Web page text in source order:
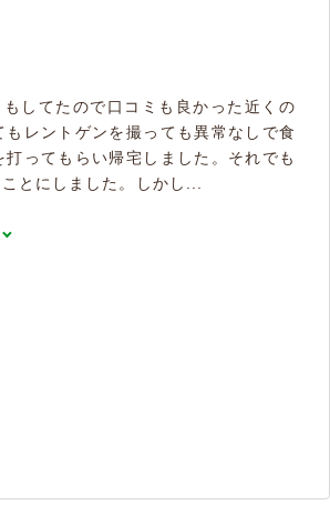
してたので口コミも良かった近くの
レントゲンを撮っても異常なしで食
ってもらい帰宅しました。それでも
とにしました。しかし...